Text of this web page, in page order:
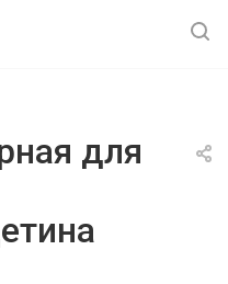
для